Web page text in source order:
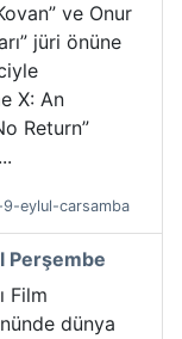
ve Onur
jüri önüne
X: An
Return”
eylul-carsamba
Perşembe
Film
dünya